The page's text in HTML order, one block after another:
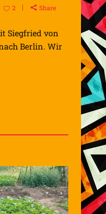
2 Share
Siegfried von
Berlin. Wir